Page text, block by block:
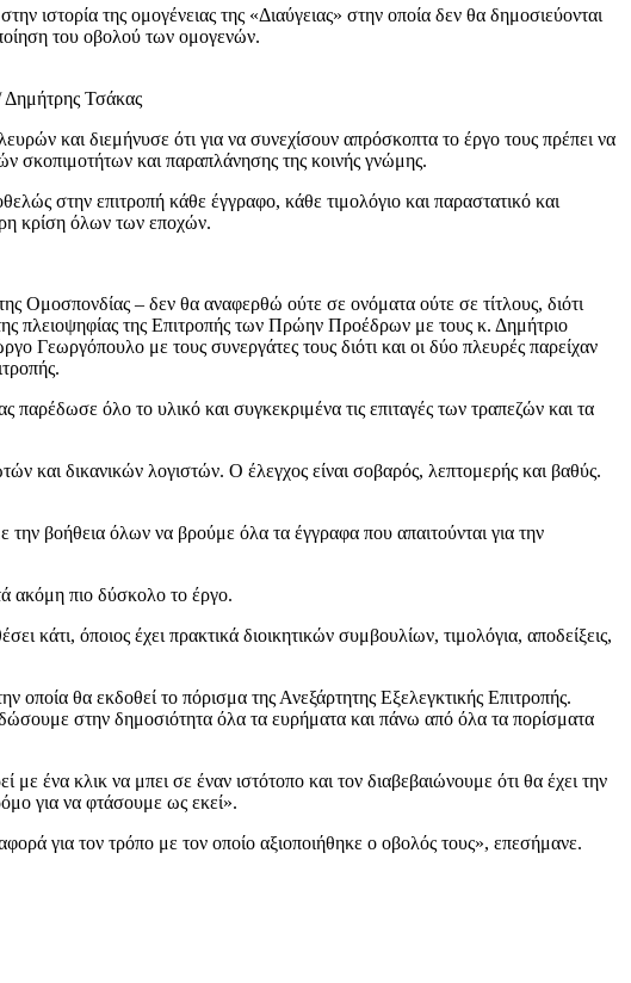
ιστορία της ομογένειας της «Διαύγειας» στην οποία δεν θα δημοσιεύονται
του οβολού των ομογενών.
Δημήτρης Τσάκας
και διεμήνυσε ότι για να συνεχίσουν απρόσκοπτα το έργο τους πρέπει να
σκοπιμοτήτων και παραπλάνησης της κοινής γνώμης.
στην επιτροπή κάθε έγγραφο, κάθε τιμολόγιο και παραστατικό και
κρίση όλων των εποχών.
Ομοσπονδίας – δεν θα αναφερθώ ούτε σε ονόματα ούτε σε τίτλους, διότι
πλειοψηφίας της Επιτροπής των Πρώην Προέδρων με τους κ. Δημήτριο
με τους συνεργάτες τους διότι και οι δύο πλευρές παρείχαν
όλο το υλικό και συγκεκριμένα τις επιταγές των τραπεζών και τα
και δικανικών λογιστών. Ο έλεγχος είναι σοβαρός, λεπτομερής και βαθύς.
βοήθεια όλων να βρούμε όλα τα έγγραφα που απαιτούνται για την
ακόμη πιο δύσκολο το έργο.
όποιος έχει πρακτικά διοικητικών συμβουλίων, τιμολόγια, αποδείξεις,
θα εκδοθεί το πόρισμα της Ανεξάρτητης Εξελεγκτικής Επιτροπής.
δώσουμε στην δημοσιότητα όλα τα ευρήματα και πάνω από όλα τα πορίσματα
ένα κλικ να μπει σε έναν ιστότοπο και τον διαβεβαιώνουμε ότι θα έχει την
για να φτάσουμε ως εκεί».
για τον τρόπο με τον οποίο αξιοποιήθηκε ο οβολός τους», επεσήμανε.